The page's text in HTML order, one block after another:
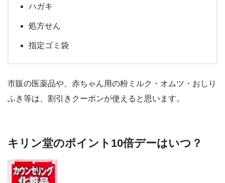
ハガキ
処方せん
指定ゴミ袋
市販の医薬品や、赤ちゃん用の粉ミルク・オムツ・おしり
ふき等は、割引きクーポンが使えると思います。
キリン堂のポイント10倍デーはいつ？